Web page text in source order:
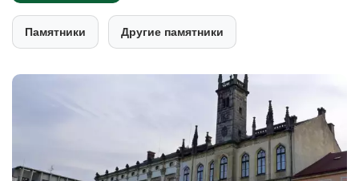
Памятники Другие памятники